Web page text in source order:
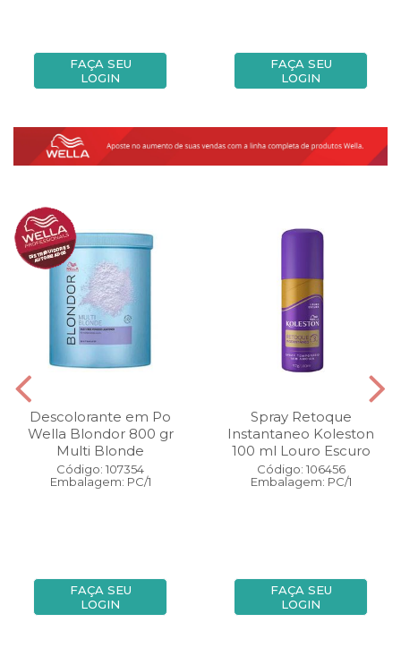
FAÇA SEU
LOGIN
FAÇA SEU
LOGIN
Descolorante em Po
Wella Blondor 800 gr
Multi Blonde
Código: 107354
Embalagem: PC/1
FAÇA SEU
LOGIN
Spray Retoque
Instantaneo Koleston
100 ml Louro Escuro
Código: 106456
Embalagem: PC/1
FAÇA SEU
LOGIN